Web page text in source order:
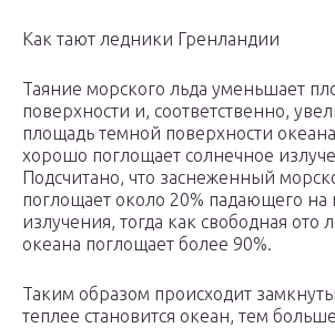
Как тают ледники Гренландии
Таяние морского льда уменьшает
поверхности и, соответственно,
площадь темной поверхности
хорошо поглощает солнечное
Подсчитано, что заснеженный
поглощает около 20% падающего на
излучения, тогда как свободная ото
океана поглощает более 90%.
Таким образом происходит
теплее становится океан, тем